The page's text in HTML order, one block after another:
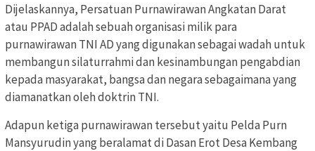
Dijelaskannya, Persatuan Purnawirawan Angkatan Darat
atau PPAD adalah sebuah organisasi milik para
purnawirawan TNI AD yang digunakan sebagai wadah untuk
membangun silaturrahmi dan kesinambungan pengabdian
kepada masyarakat, bangsa dan negara sebagaimana yang
diamanatkan oleh doktrin TNI.
Adapun ketiga purnawirawan tersebut yaitu Pelda Purn
Mansyurudin yang beralamat di Dasan Erot Desa Kembang